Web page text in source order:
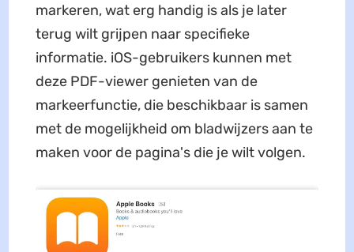
markeren, wat erg handig is als je later
terug wilt grijpen naar specifieke
informatie. iOS-gebruikers kunnen met
deze PDF-viewer genieten van de
markeerfunctie, die beschikbaar is samen
met de mogelijkheid om bladwijzers aan te
maken voor de pagina's die je wilt volgen.